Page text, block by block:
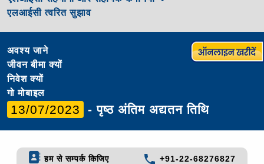
एलआईसी त्वरित सुझाव
अवश्य जाने
जीवन बीमा क्यों
निवेश क्यों
गो मोबाइल
13/07/2023 - पृष्ठ अंतिम अद्यतन तिथि
हम से सम्पर्क किजिए
+91-22-68276827